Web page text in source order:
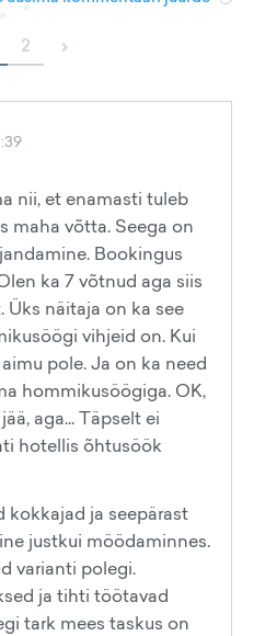
2 ›
nii, et enamasti tuleb
maha võtta. Seega on
Bookingus
ka 7 võtnud aga siis
Üks näitaja on ka see
vihjeid on. Kui
pole. Ja on ka need
hommikusöögiga. OK,
aga... Täpselt ei
hotellis õhtusöök
kokkajad ja seepärast
justkui möödaminnes.
varianti polegi.
ja tihti töötavad
tark mees taskus on